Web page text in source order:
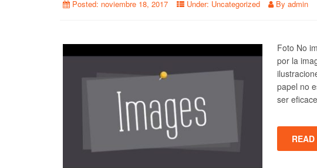
Posted: noviembre 18, 2017 Under: Uncategorized By admin
Foto No
por la
papel no
ser